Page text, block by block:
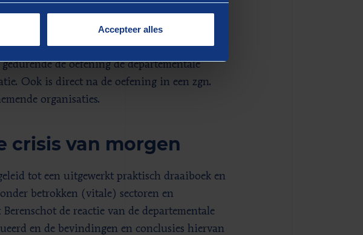
Accepteer alles
of in crisissituaties. Immers, bij een
ook niet alle informatie beschikbaar. Of is er
de oefening de departementale
Ook is direct na de oefening in een zgn.
organisaties.
crisis van morgen
tot een uitgewerkt praktisch draaiboek en
betrokken (vitale) sectoren en
de reactie van de departementale
en de bevindingen en conclusies hiervan